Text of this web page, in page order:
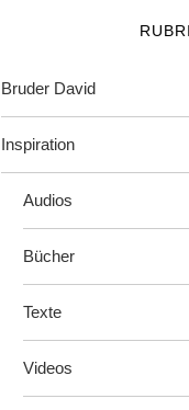
Bruder David
Inspiration
Audios
Bücher
Texte
Videos